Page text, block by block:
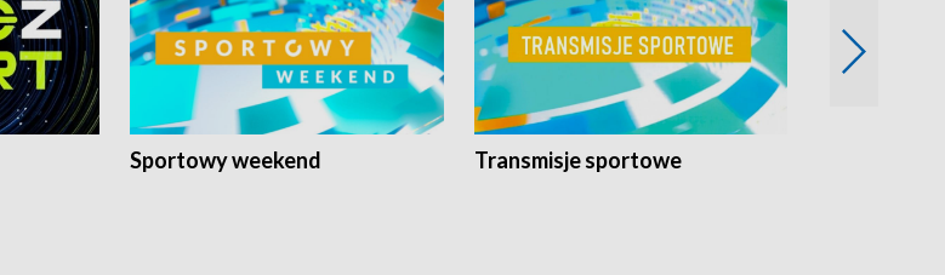
Sportowy weekend Transmisje sportowe